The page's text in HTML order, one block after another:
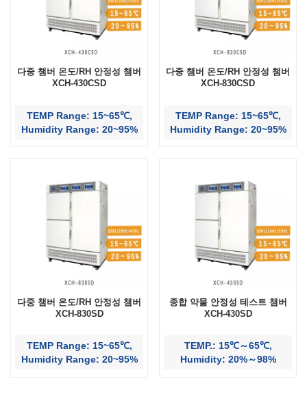
다중 챔버 온도/RH 안정성 챔버
XCH-430CSD
TEMP Range: 15~65℃,
Humidity Range: 20~95%
다중 챔버 온도/RH 안정성 챔버
XCH-830CSD
TEMP Range: 15~65℃,
Humidity Range: 20~95%
다중 챔버 온도/RH 안정성 챔버
XCH-830SD
TEMP Range: 15~65℃,
Humidity Range: 20~95%
종합 약물 안정성 테스트 챔버
XCH-430SD
TEMP.: 15℃～65℃,
Humidity: 20%～98%